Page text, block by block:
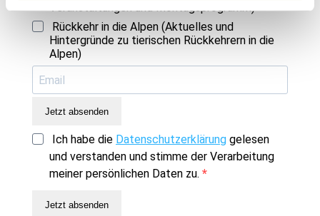
Veranstaltungen und Montagsprogramm)
Rückkehr in die Alpen (Aktuelles und
Hintergründe zu tierischen Rückkehrern in die
Alpen)
Jetzt absenden
Ich habe die Datenschutzerklärung gelesen
und verstanden und stimme der Verarbeitung
meiner persönlichen Daten zu.
Jetzt absenden